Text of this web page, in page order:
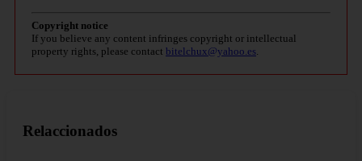
Copyright notice
If you believe any content infringes copyright or intellectual
property rights, please contact bitelchux@yahoo.es
Relaccionados